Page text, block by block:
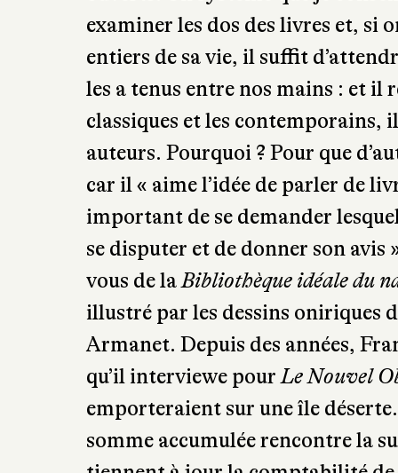
examiner les dos des livres et, si
entiers de sa vie, il suffit
les a tenus entre nos mains : et
classiques et les contemporains,
auteurs. Pourquoi ? Pour que
car il « aime l’idée de parler de
important de se demander
se disputer et de donner son avis
vous de laBibliothèque idéale du
illustré par les dessins oniriques
Armanet. Depuis des années,
qu’il interviewe pourLe Nouvel
emporteraient sur une île
somme accumulée rencontre la